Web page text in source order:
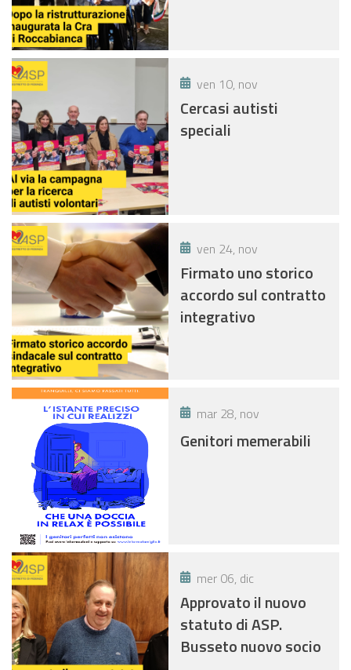
ven 10, nov
Cercasi autisti
speciali
ven 24, nov
Firmato uno storico
accordo sul contratto
integrativo
mar 28, nov
Genitori memerabili
mer 06, dic
Approvato il nuovo
statuto di ASP.
Busseto nuovo socio